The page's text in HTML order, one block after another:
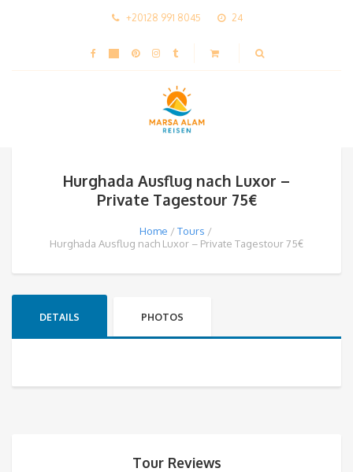
+20128 991 8045 24
Hurghada Ausflug nach Luxor –
Private Tagestour 75€
Home
Tours
Hurghada Ausflug nach Luxor – Private Tagestour 75€
DETAILS PHOTOS
Tour Reviews